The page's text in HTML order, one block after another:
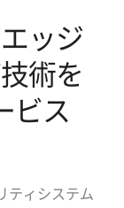
ッジ
術を
ビス
ティシステム